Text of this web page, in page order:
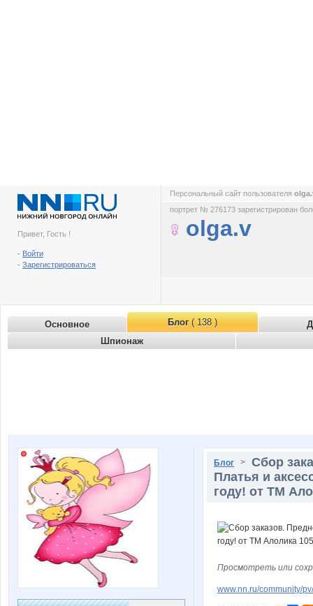
Привет, Гость !
- Войти
- Зарегистрироваться
Персональный сайт пользователя
портрет № 276173 зарегистрирован
olga.v
Основное Блог( 138 )
Шпионаж
Блог > Сбор
Платья и
году! от ТМ
Просмотреть или
www.nn.ru/community/